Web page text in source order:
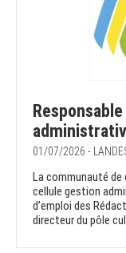
01/07/2026 -
La communauté de
cellule gestion
d’emploi des
directeur du pôle